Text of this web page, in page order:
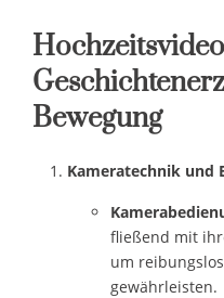
Bewegung
Kameratechnik und
fließend mit
um
gewährleisten.